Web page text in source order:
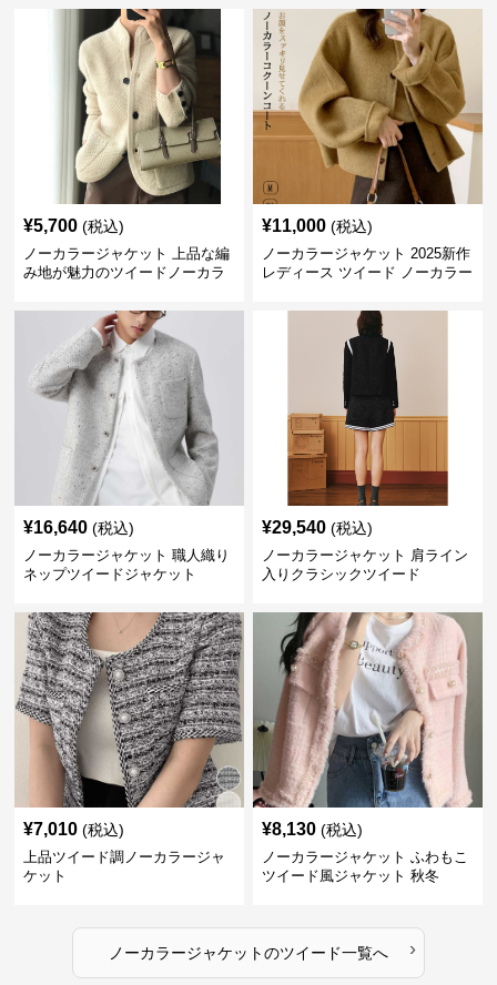
¥5,700 (税込)
ノーカラージャケット 上品な編
み地が魅力のツイードノーカラ
¥11,000 (税込)
ノーカラージャケット 2025新作
レディース ツイード ノーカラー
¥16,640 (税込)
ノーカラージャケット 職人織り
ネップツイードジャケット
¥29,540 (税込)
ノーカラージャケット 肩ライン
入りクラシックツイード
¥7,010 (税込)
上品ツイード調ノーカラージャ
ケット
¥8,130 (税込)
ノーカラージャケット ふわもこ
ツイード風ジャケット 秋冬
ノーカラージャケットのツイード一覧へ ›